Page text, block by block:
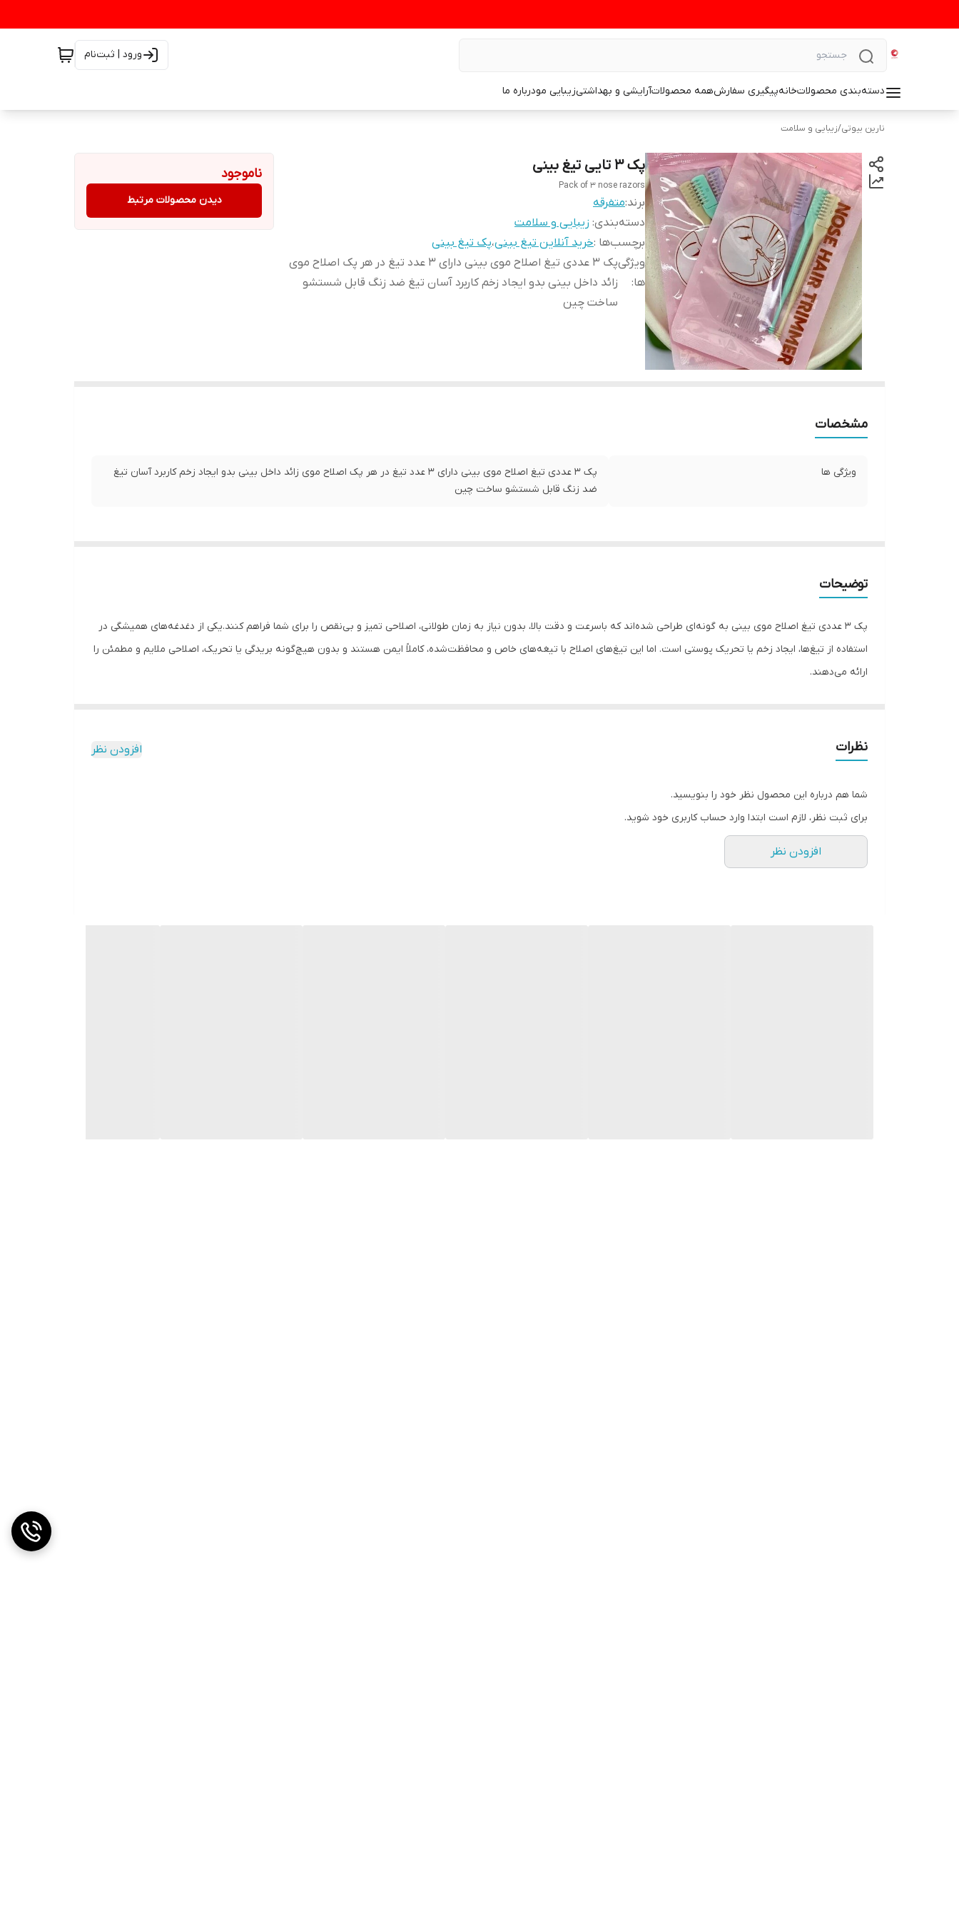
ورود | ثبت‌نام
دسته‌بندی محصولاتخانهپیگیری سفارشهمه محصولاتآرایشی و بهداشتیزیبایی مودرباره ما
نارین بیوتی/زیبایی و سلامت
پک ۳ تایی تیغ بینی
Pack of 3 nose razors
برند:متفرقه
دسته‌بندی: زیبایی و سلامت
برچسب‌ها :خرید آنلاین تیغ بینی،پک تیغ بینی
ویژگی
ها:
پک 3 عددی تیغ اصلاح موی بینی دارای 3 عدد تیغ در هر پک اصلاح موی
زائد داخل بینی بدو ایجاد زخم کاربرد آسان تیغ ضد زنگ قابل شستشو
ساخت چین
ناموجود
دیدن محصولات مرتبط
مشخصات
ویژگی ها
پک 3 عددی تیغ اصلاح موی بینی دارای 3 عدد تیغ در هر پک اصلاح موی زائد داخل بینی بدو ایجاد زخم کاربرد آسان تیغ
ضد زنگ قابل شستشو ساخت چین
توضیحات
پک 3 عددی تیغ اصلاح موی بینی به گونه‌ای طراحی شده‌اند که باسرعت و دقت بالا، بدون نیاز به زمان طولانی، اصلاحی تمیز و بی‌نقص را برای شما فراهم کنند.یکی از دغدغه‌های همیشگی در
استفاده از تیغ‌ها، ایجاد زخم یا تحریک پوستی است. اما این تیغ‌های اصلاح با تیغه‌های خاص و محافظت‌شده، کاملاً ایمن هستند و بدون هیچ‌گونه بریدگی یا تحریک، اصلاحی ملایم و مطمئن را
ارائه می‌دهند.
بی‌نیاز می‌کند. این یک راه‌حل اقتصادی و به‌صرفه برای اصلاح روزانه و حفظ تمیزی و آراستگی ظاهری است.
نظرات افزودن نظر
شما هم درباره این محصول نظر خود را بنویسید.
برای ثبت نظر، لازم است ابتدا وارد حساب کاربری خود شوید.
افزودن نظر